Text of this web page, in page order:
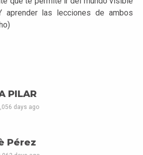
aprender las lecciones de ambos
PILAR
days ago
Pérez